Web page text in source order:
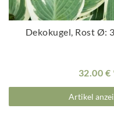
Dekokugel, Rost Ø:
32.00 €
Artikel